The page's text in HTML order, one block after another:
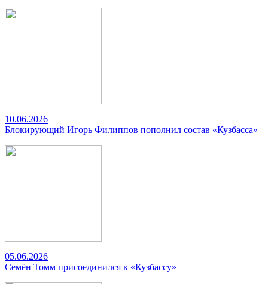
10.06.2026
Блокирующий Игорь Филиппов пополнил состав «Кузбасса»
05.06.2026
Семён Томм присоединился к «Кузбассу»